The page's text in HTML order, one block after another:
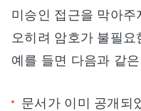
미승인 접근을 막아
오히려 암호가 불필
예를 들면 다음과 같
문서가 이미 공개되